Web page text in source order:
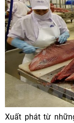
Xuất phát từ